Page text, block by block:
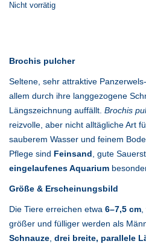
Nicht vorrätig
Brochis pulcher
Seltene, sehr attraktive
allem durch ihre langgezogene
Längszeichnung auffällt. Brochis
reizvolle, aber nicht alltägliche Art
sauberem Wasser und feinem
Pflege sind Feinsand, gute
eingelaufenes Aquarium
Größe & Erscheinungsbild
Die Tiere erreichen etwa 6–7,5 cm,
größer und fülliger werden als
Schnauze, drei breite, parallele